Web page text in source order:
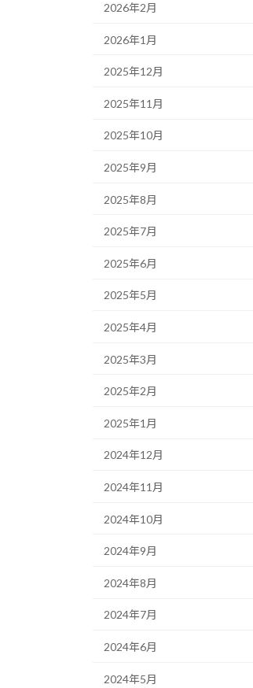
2026年2月
2026年1月
2025年12月
2025年11月
2025年10月
2025年9月
2025年8月
2025年7月
2025年6月
2025年5月
2025年4月
2025年3月
2025年2月
2025年1月
2024年12月
2024年11月
2024年10月
2024年9月
2024年8月
2024年7月
2024年6月
2024年5月